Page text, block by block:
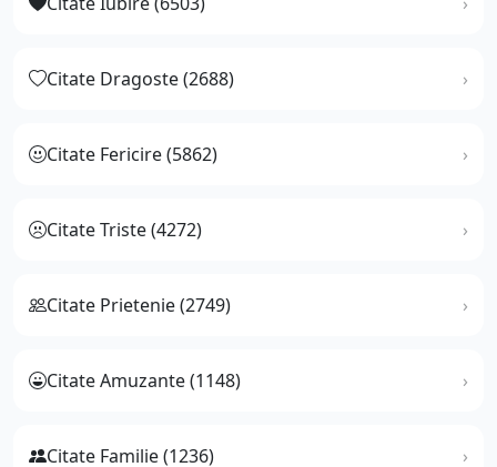
Citate Dragoste (2688)
Citate Fericire (5862)
Citate Triste (4272)
Citate Prietenie (2749)
Citate Amuzante (1148)
Citate Familie (1236)